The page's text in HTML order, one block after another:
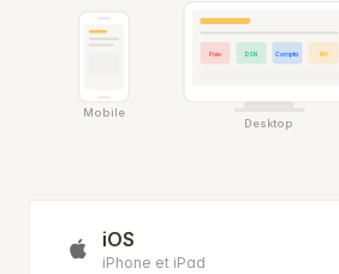
Mobile
Paie DSN Compta RH
Desktop
iOS
iPhone et iPad